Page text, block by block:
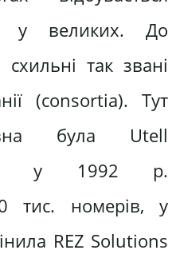
у великих. До
так звані
(consortia). Тут
була Utell
у 1992 р.
тис. номерів, у
REZ Solutions